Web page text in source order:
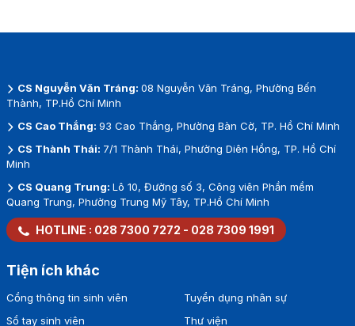
CS Nguyễn Văn Tráng: 08 Nguyễn Văn Tráng, Phường Bến
Thành, TP.Hồ Chí Minh
CS Cao Thắng: 93 Cao Thắng, Phường Bàn Cờ, TP. Hồ Chí Minh
CS Thành Thái: 7/1 Thành Thái, Phường Diên Hồng, TP. Hồ Chí
Minh
CS Quang Trung: Lô 10, Đường số 3, Công viên Phần mềm
Quang Trung, Phường Trung Mỹ Tây, TP.Hồ Chí Minh
HOTLINE : 028 7300 7272 - 028 7309 1991
Tiện ích khác
Cổng thông tin sinh viên
Sổ tay sinh viên
Tuyển dụng nhân sự
Thư viện